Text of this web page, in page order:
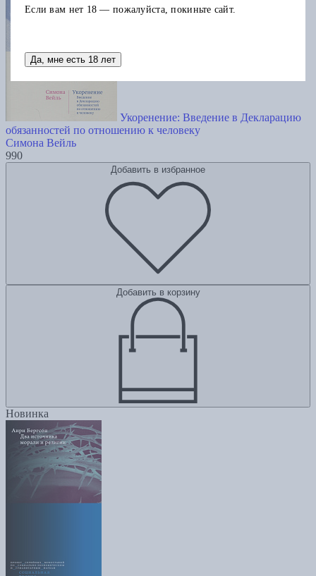
Укоренение: Введение в Декларацию
обязанностей по отношению к человеку
Симона Вейль
990
Добавить в избранное
Добавить в корзину
Новинка
Если вам нет 18 — пожалуйста, покиньте сайт.
Да, мне есть 18 лет